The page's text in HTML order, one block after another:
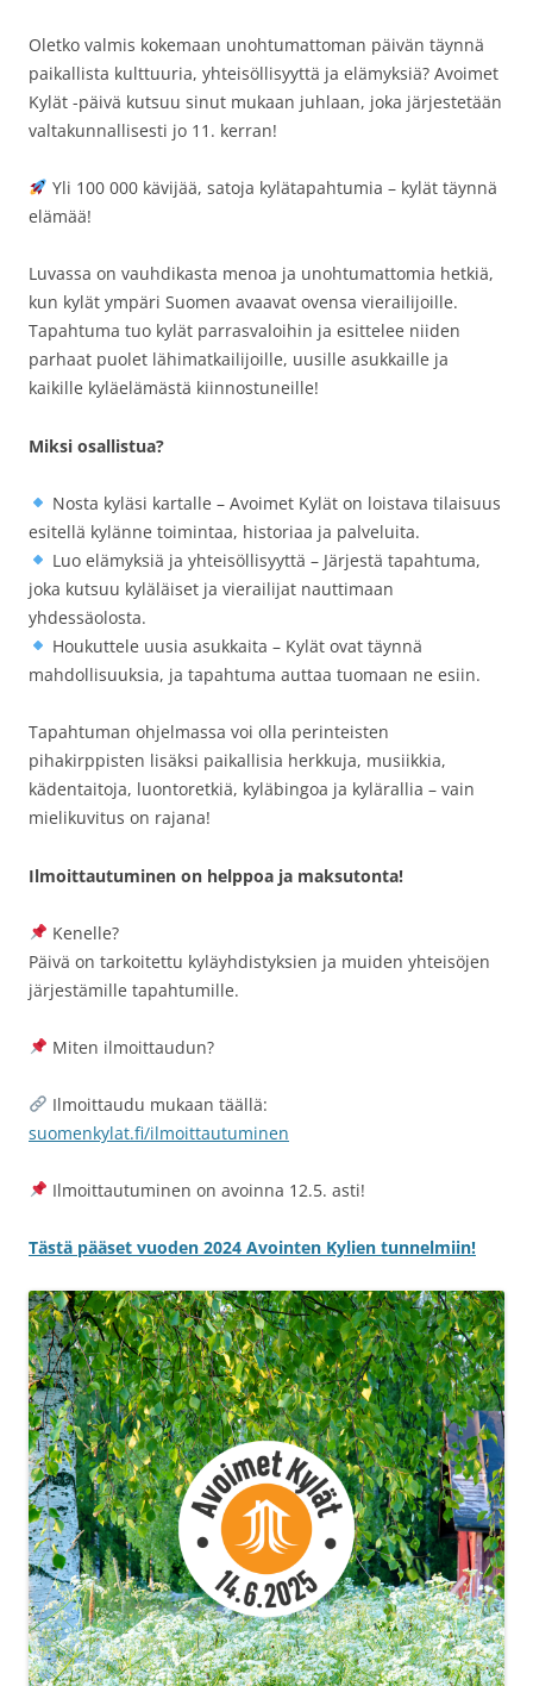
Oletko valmis kokemaan unohtumattoman päivän täynnä
paikallista kulttuuria, yhteisöllisyyttä ja elämyksiä? Avoimet
Kylät -päivä kutsuu sinut mukaan juhlaan, joka järjestetään
valtakunnallisesti jo 11. kerran!
Yli 100 000 kävijää, satoja kylätapahtumia – kylät täynnä
elämää!
Luvassa on vauhdikasta menoa ja unohtumattomia hetkiä,
kun kylät ympäri Suomen avaavat ovensa vierailijoille.
Tapahtuma tuo kylät parrasvaloihin ja esittelee niiden
parhaat puolet lähimatkailijoille, uusille asukkaille ja
kaikille kyläelämästä kiinnostuneille!
Miksi osallistua?
Nosta kyläsi kartalle – Avoimet Kylät on loistava tilaisuus
esitellä kylänne toimintaa, historiaa ja palveluita.
Luo elämyksiä ja yhteisöllisyyttä – Järjestä tapahtuma,
joka kutsuu kyläläiset ja vierailijat nauttimaan
yhdessäolosta.
Houkuttele uusia asukkaita – Kylät ovat täynnä
mahdollisuuksia, ja tapahtuma auttaa tuomaan ne esiin.
Tapahtuman ohjelmassa voi olla perinteisten
pihakirppisten lisäksi paikallisia herkkuja, musiikkia,
kädentaitoja, luontoretkiä, kyläbingoa ja kylärallia – vain
mielikuvitus on rajana!
Ilmoittautuminen on helppoa ja maksutonta!
Kenelle?
Päivä on tarkoitettu kyläyhdistyksien ja muiden yhteisöjen
järjestämille tapahtumille.
Miten ilmoittaudun?
Ilmoittaudu mukaan täällä:
suomenkylat.fi/ilmoittautuminen
Ilmoittautuminen on avoinna 12.5. asti!
Tästä pääset vuoden 2024 Avointen Kylien tunnelmiin!